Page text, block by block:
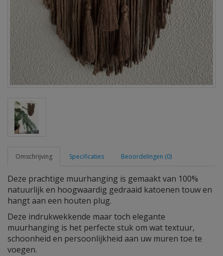
Omschrijving Specificaties Beoordelingen (0)
Deze prachtige muurhanging is gemaakt van 100%
natuurlijk en hoogwaardig gedraaid katoenen touw en
hangt aan een houten plug.
Deze indrukwekkende maar toch elegante
muurhanging is het perfecte stuk om wat textuur,
schoonheid en persoonlijkheid aan uw muren toe te
voegen.